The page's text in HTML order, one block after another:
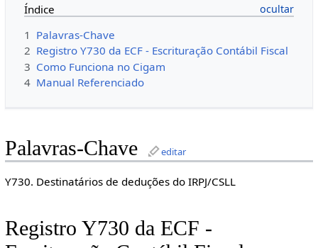
Índice
1 Palavras-Chave
2 Registro Y730 da ECF - Escrituração Contábil Fiscal
3 Como Funciona no Cigam
4 Manual Referenciado
Palavras-Chave editar
Y730. Destinatários de deduções do IRPJ/CSLL
Registro Y730 da ECF -